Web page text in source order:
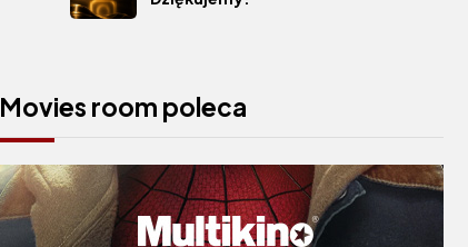
Movies room poleca